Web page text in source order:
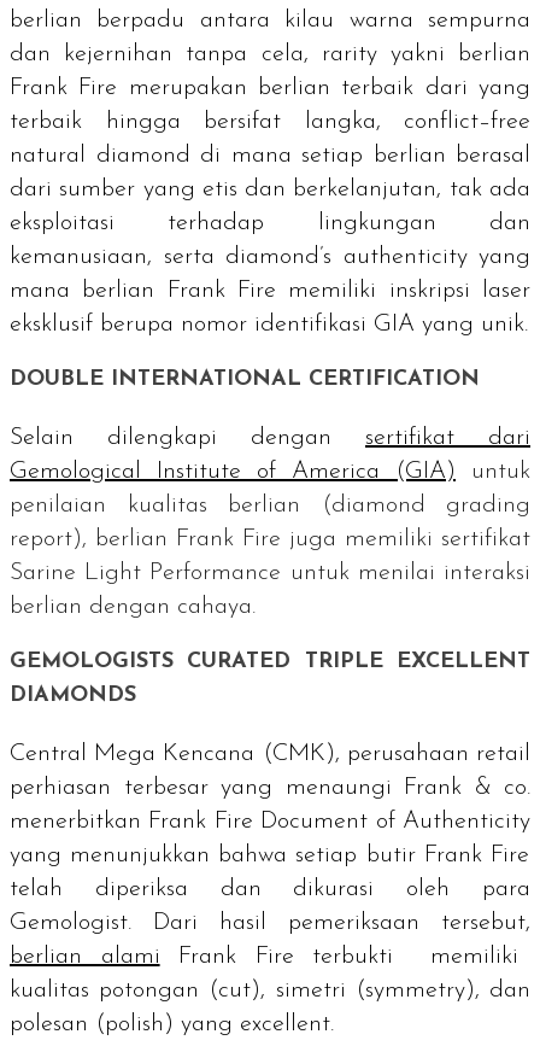
berlian berpadu antara kilau warna sempurna
dan kejernihan tanpa cela,
rarity yakni berlian
Frank Fire merupakan berlian terbaik dari yang
terbaik hingga bersifat langka, conflict–free
natural diamond di mana setiap berlian berasal
dari sumber yang etis dan berkelanjutan, tak ada
eksploitasi terhadap lingkungan dan
kemanusiaan, serta diamond’s authenticity yang
mana berlian Frank Fire memiliki inskripsi laser
eksklusif berupa nomor identifikasi GIA yang unik.
DOUBLE INTERNATIONAL CERTIFICATION
Selain dilengkapi dengan
sertifikat dari
Gemological Institute of America
(GIA) untuk
penilaian kualitas berlian (diamond grading
report), berlian Frank Fire juga memiliki sertifikat
Sarine Light Performance untuk menilai interaksi
berlian dengan cahaya.
GEMOLOGISTS CURATED TRIPLE EXCELLENT
DIAMONDS
Central Mega Kencana (CMK), perusahaan retail
perhiasan terbesar yang menaungi Frank & co.
menerbitkan Frank Fire Document of Authenticity
yang menunjukkan bahwa setiap butir Frank Fire
telah diperiksa dan dikurasi oleh para
Gemologist.
Dari hasil pemeriksaan tersebut,
berlian alami Frank Fire terbukti memiliki
kualitas potongan (cut), simetri (symmetry), dan
polesan ( polish ) yang excellent.